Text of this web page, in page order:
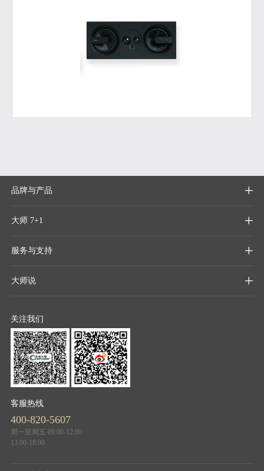
品牌与产品 
大师 7+1 
服务与支持 
大师说 
关注我们
客服热线
400-820-5607
周一至周五 09:00-12:00
13:00-18:00